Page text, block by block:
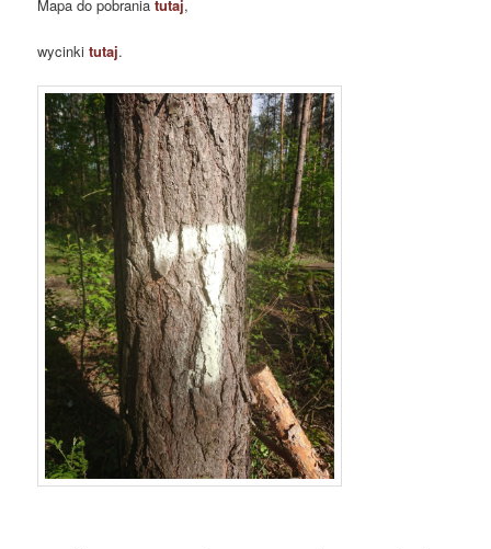
Mapa do pobraniatutaj,
wycinkitutaj.